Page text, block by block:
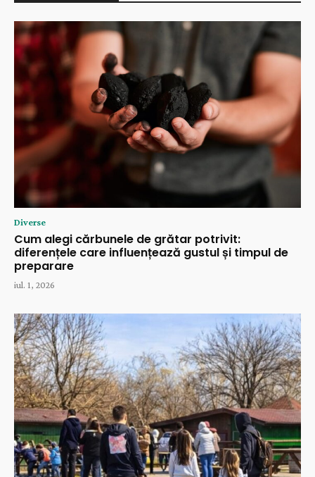
Diverse
Cum alegi cărbunele de grătar potrivit:
diferențele care influențează gustul și timpul de
preparare
iul. 1, 2026